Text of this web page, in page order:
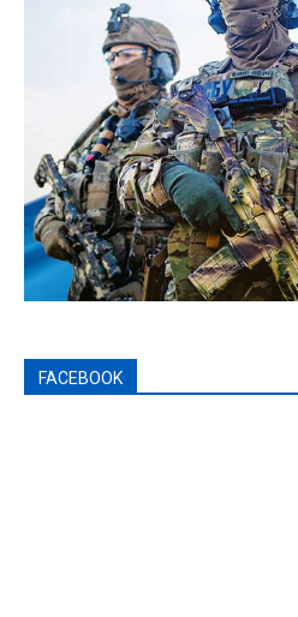
FACEBOOK